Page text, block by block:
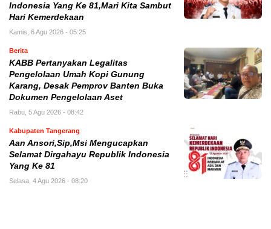
Indonesia Yang Ke 81,Mari Kita Sambut
Hari Kemerdekaan
Kamis, 6 Agu 2026 - 05:25
Berita
KABB Pertanyakan Legalitas
Pengelolaan Umah Kopi Gunung
Karang, Desak Pemprov Banten Buka
Dokumen Pengelolaan Aset
Rabu, 5 Agu 2026 - 08:42
Kabupaten Tangerang
Aan Ansori,Sip,Msi Mengucapkan
Selamat Dirgahayu Republik Indonesia
Yang Ke 81
Selasa, 4 Agu 2026 - 08:20